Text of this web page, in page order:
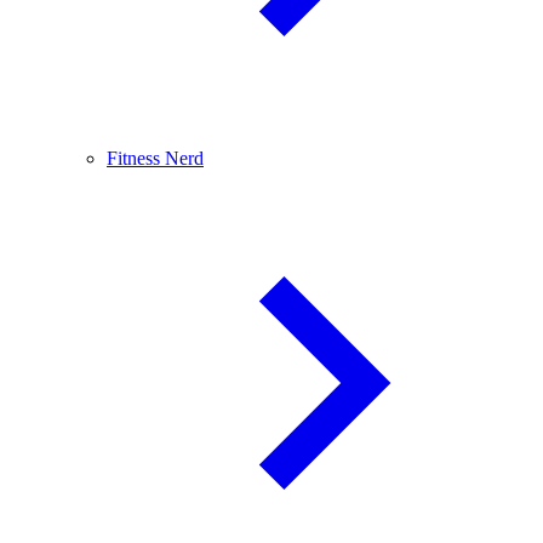
Fitness Nerd